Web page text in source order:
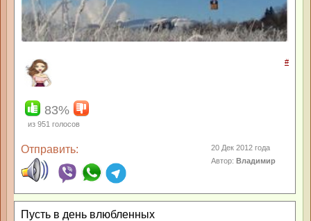
#
83%
из 951 голосов
Отправить:
20 Дек 2012 года
Автор:Владимир
Пусть в день влюбленных